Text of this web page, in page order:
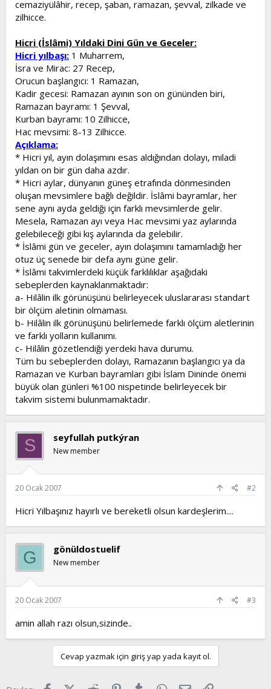
cemaziyülâhir, recep, şaban, ramazan, şevval, zilkade ve
zilhicce.
Hicri (İslâmi) Yıldaki Dini Gün ve Geceler:
Hicri yılbaşı: 1 Muharrem,
İsra ve Mirac: 27 Recep,
Orucun başlangıcı: 1 Ramazan,
Kadir gecesi: Ramazan ayının son on gününden biri,
Ramazan bayramı: 1 Şevval,
Kurban bayramı: 10 Zilhicce,
Hac mevsimi: 8-13 Zilhicce.
Açıklama:
* Hicri yıl, ayın dolaşımını esas aldığından dolayı, miladi
yıldan on bir gün daha azdır.
* Hicri aylar, dünyanın güneş etrafında dönmesinden
oluşan mevsimlere bağlı değildir. İslâmi bayramlar, her
sene aynı ayda geldiği için farklı mevsimlerde gelir.
Mesela, Ramazan ayı veya Hac mevsimi yaz aylarında
gelebileceği gibi kış aylarında da gelebilir.
* İslâmi gün ve geceler, ayın dolaşımını tamamladığı her
otuz üç senede bir defa aynı güne gelir.
* İslâmi takvimlerdeki küçük farklılıklar aşağıdaki
sebeplerden kaynaklanmaktadır:
a- Hilâlin ilk görünüşünü belirleyecek uluslararası standart
bir ölçüm aletinin olmaması.
b- Hilâlin ilk görünüşünü belirlemede farklı ölçüm aletlerinin
ve farklı yolların kullanımı.
c- Hilâlin gözetlendiği yerdeki hava durumu.
Tüm bu sebeplerden dolayı, Ramazanın başlangıcı ya da
Ramazan ve Kurban bayramları gibi İslam Dininde önemi
büyük olan günleri %100 nispetinde belirleyecek bir
takvim sistemi bulunmamaktadır.
S seyfullah putkýran
New member
20 Ocak 2007 #2
Hicri Yılbaşınız hayırlı ve bereketli olsun kardeşlerim....
G gönüldostuelif
New member
20 Ocak 2007 #3
amin allah razı olsun,sizinde..
Cevap yazmak için giriş yap yada kayıt ol.